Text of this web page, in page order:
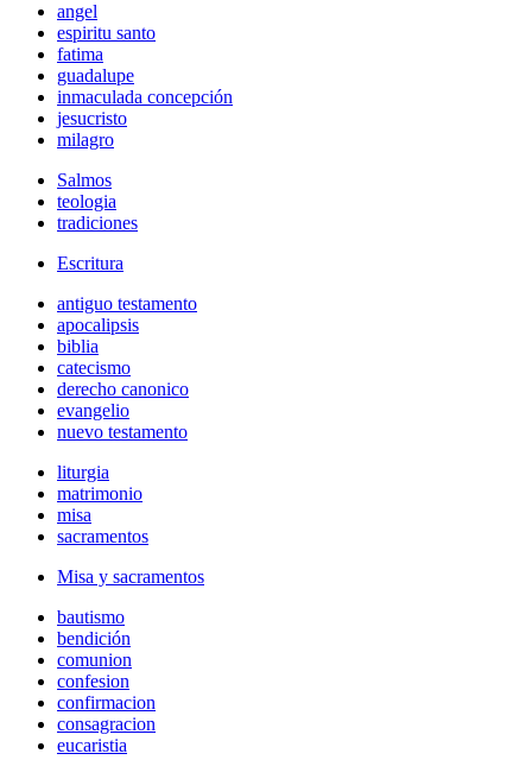
angel
espiritu santo
fatima
guadalupe
inmaculada concepción
jesucristo
milagro
Salmos
teologia
tradiciones
Escritura
antiguo testamento
apocalipsis
biblia
catecismo
derecho canonico
evangelio
nuevo testamento
liturgia
matrimonio
misa
sacramentos
Misa y sacramentos
bautismo
bendición
comunion
confesion
confirmacion
consagracion
eucaristia